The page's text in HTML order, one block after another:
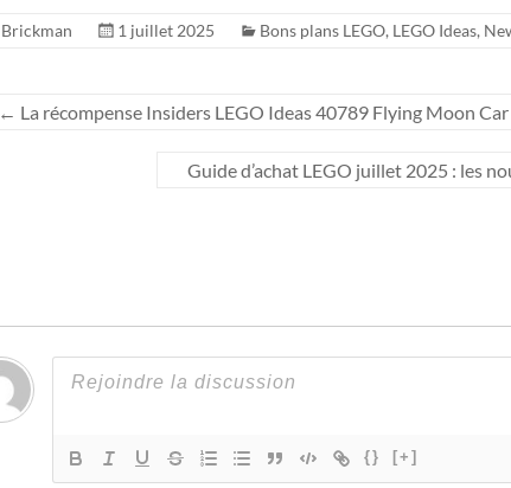
Brickman 1 juillet 2025 Bons plans LEGO, LEGO Ideas,
← La récompense Insiders LEGO Ideas 40789 Flying Moon
Guide d’achat LEGO juillet 2025 : les
{} [+]